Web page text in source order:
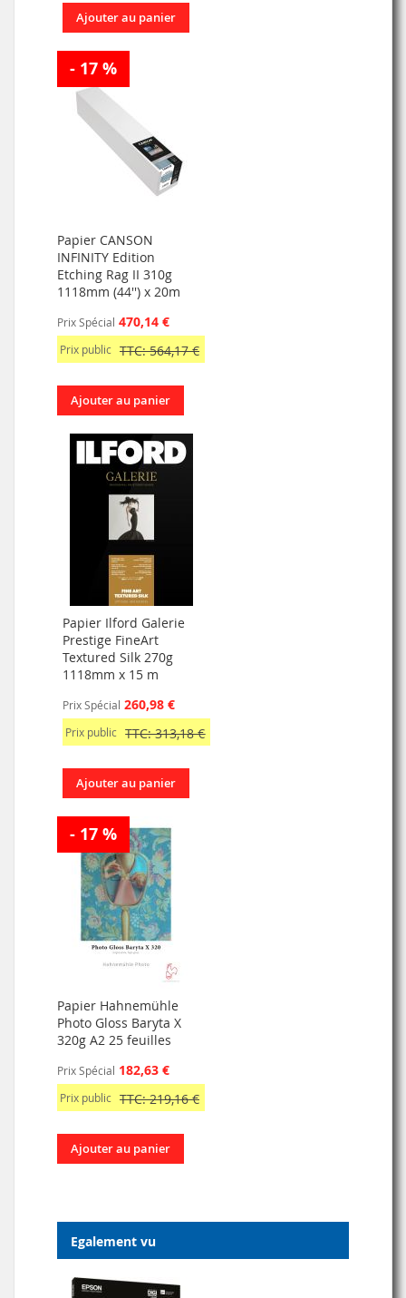
Ajouter au panier
- 17 %
Papier CANSON
INFINITY Edition
Etching Rag II 310g
1118mm (44'') x 20m
Prix Spécial 470,14 €
Prix public TTC: 564,17 €
Ajouter au panier
Papier Ilford Galerie
Prestige FineArt
Textured Silk 270g
1118mm x 15 m
Prix Spécial 260,98 €
Prix public TTC: 313,18 €
Ajouter au panier
- 17 %
Papier Hahnemühle
Photo Gloss Baryta X
320g A2 25 feuilles
Prix Spécial 182,63 €
Prix public TTC: 219,16 €
Ajouter au panier
Egalement vu